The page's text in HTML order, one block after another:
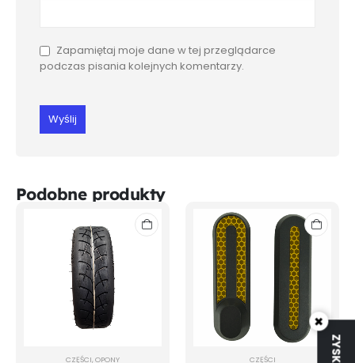
Zapamiętaj moje dane w tej przeglądarce
podczas pisania kolejnych komentarzy.
Podobne produkty
CZĘŚCI, OPONY CZĘŚCI
×